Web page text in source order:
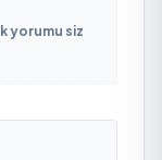
yorumu siz